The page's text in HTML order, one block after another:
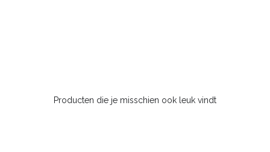
Producten die je misschien ook leuk vindt